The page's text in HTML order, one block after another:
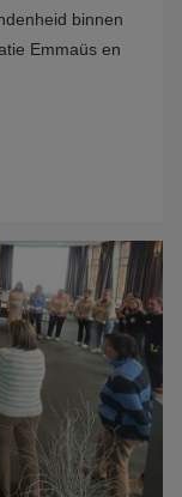
binnen
Emmaüs en